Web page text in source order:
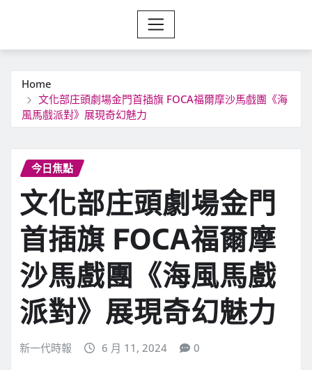
Home
文化部庄頭劇場金門首插旗 FOCA福爾摩沙馬戲團《海
風馬戲派對》展現奇幻魅力
今日焦點
文化部庄頭劇場金門
首插旗 FOCA福爾摩
沙馬戲團《海風馬戲
派對》展現奇幻魅力
新一代時報 6 月 11, 2024 0